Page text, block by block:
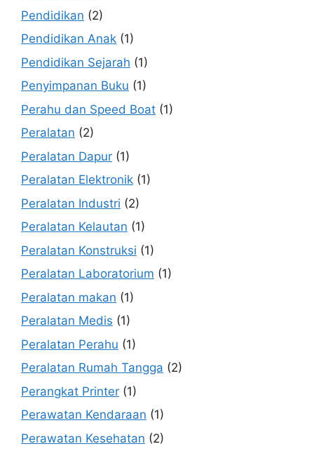
Pendidikan (2)
Pendidikan Anak (1)
Pendidikan Sejarah (1)
Penyimpanan Buku (1)
Perahu dan Speed Boat (1)
Peralatan (2)
Peralatan Dapur (1)
Peralatan Elektronik (1)
Peralatan Industri (2)
Peralatan Kelautan (1)
Peralatan Konstruksi (1)
Peralatan Laboratorium (1)
Peralatan makan (1)
Peralatan Medis (1)
Peralatan Perahu (1)
Peralatan Rumah Tangga (2)
Perangkat Printer (1)
Perawatan Kendaraan (1)
Perawatan Kesehatan (2)